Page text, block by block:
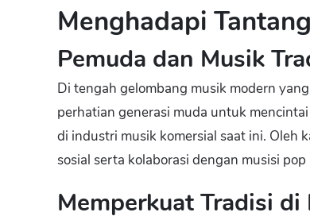
Menghadapi
Pemuda dan Musik
Di tengah gelombang musik modern
perhatian generasi muda untuk
di industri musik komersial saat ini. Oleh
sosial serta kolaborasi dengan musisi
Memperkuat Tradisi di